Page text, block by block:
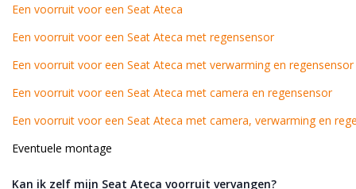
Een voorruit voor een Seat Ateca
Een voorruit voor een Seat Ateca met regensensor
Een voorruit voor een Seat Ateca met verwarming en regensensor
Een voorruit voor een Seat Ateca met camera en regensensor
Een voorruit voor een Seat Ateca met camera, verwarming en
Eventuele montage
Kan ik zelf mijn Seat Ateca voorruit vervangen?